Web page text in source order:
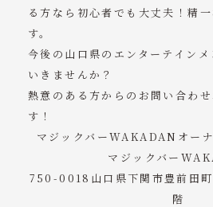
る方なら初心者でも大丈夫！精
す。
今後の山口県のエンターテイン
いきませんか？
熱意のある方からのお問い合わ
す！
マジックバーWAKADANオー
マジックバー
750-0018山口県下関市豊前田
階